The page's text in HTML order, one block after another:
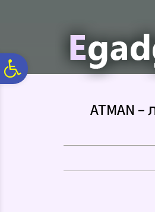
פילטר חיצוני לאקווריום אטמן סדרת ה-S החיסכונית – ATMAN